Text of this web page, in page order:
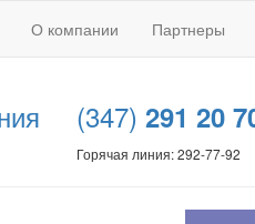
О компании Партнеры
(347) 291 20
Горячая линия: 292-77-92